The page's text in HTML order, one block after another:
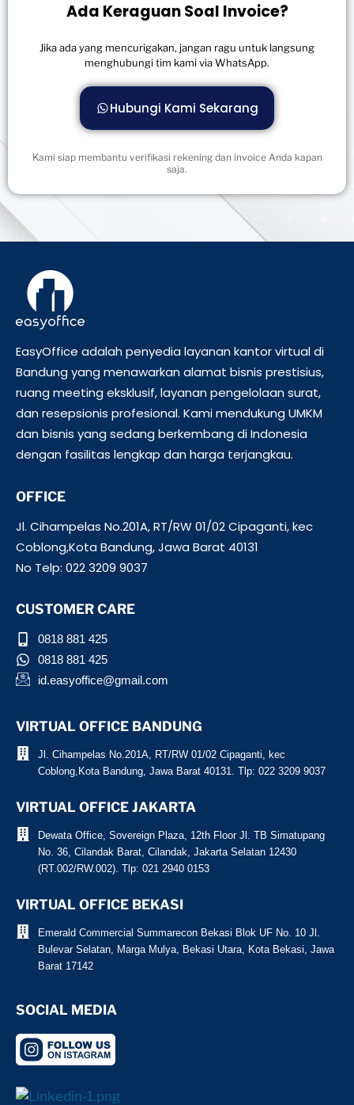
Ada Keraguan Soal Invoice?
Jika ada yang mencurigakan, jangan ragu untuk langsung
menghubungi tim kami via WhatsApp.
Hubungi Kami Sekarang
Kami siap membantu verifikasi rekening dan invoice Anda kapan
saja.
EasyOffice adalah penyedia layanan kantor virtual di
Bandung yang menawarkan alamat bisnis prestisius,
ruang meeting eksklusif, layanan pengelolaan surat,
dan resepsionis profesional. Kami mendukung UMKM
dan bisnis yang sedang berkembang di Indonesia
dengan fasilitas lengkap dan harga terjangkau.
OFFICE
Jl. Cihampelas No.201A, RT/RW 01/02 Cipaganti, kec
Coblong,Kota Bandung, Jawa Barat 40131
No Telp: 022 3209 9037
CUSTOMER CARE
0818 881 425
0818 881 425
id.easyoffice@gmail.com
VIRTUAL OFFICE BANDUNG
Jl. Cihampelas No.201A, RT/RW 01/02 Cipaganti, kec
Coblong,Kota Bandung, Jawa Barat 40131. Tlp: 022 3209 9037
VIRTUAL OFFICE JAKARTA
Dewata Office, Sovereign Plaza, 12th Floor Jl. TB Simatupang
No. 36, Cilandak Barat, Cilandak, Jakarta Selatan 12430
(RT.002/RW.002). Tlp: 021 2940 0153
VIRTUAL OFFICE BEKASI
Emerald Commercial Summarecon Bekasi Blok UF No. 10 Jl.
Bulevar Selatan, Marga Mulya, Bekasi Utara, Kota Bekasi, Jawa
Barat 17142
SOCIAL MEDIA